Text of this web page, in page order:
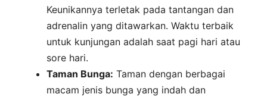
Keunikannya terletak pada tantangan dan
adrenalin yang ditawarkan. Waktu terbaik
untuk kunjungan adalah saat pagi hari atau
sore hari.
Taman Bunga: Taman dengan berbagai
macam jenis bunga yang indah dan